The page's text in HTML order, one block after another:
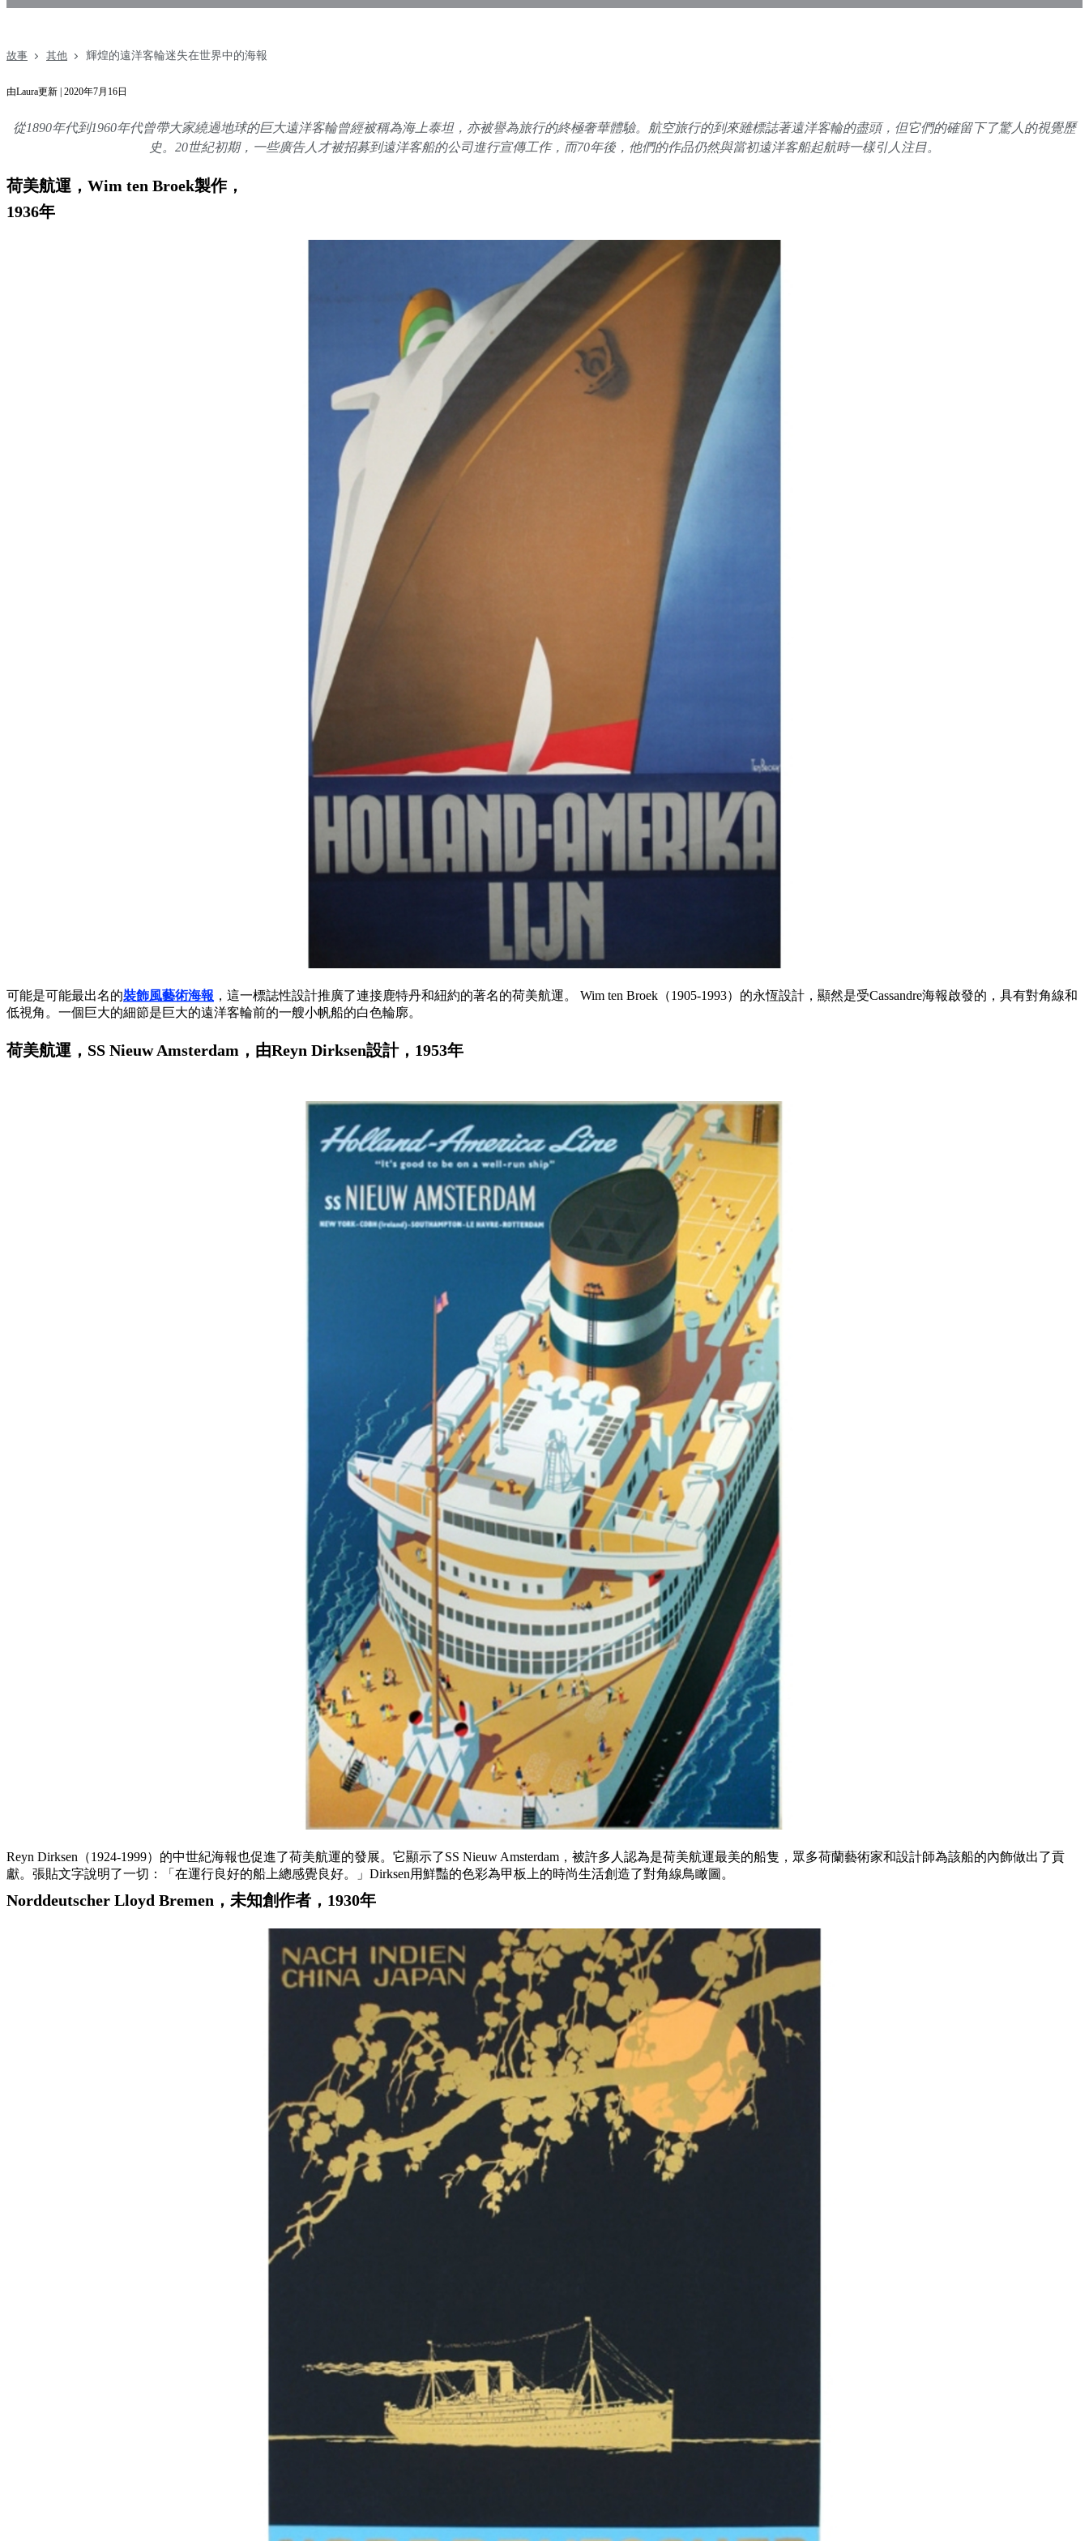
故事 其他 輝煌的遠洋客輪迷失在世界中的海報
由Laura更新 | 2020年7月16日
從1890年代到1960年代曾帶大家繞過地球的巨大遠洋客輪曾經被稱為海上泰坦，亦被譽為旅行的終極奢華體驗。航空旅行的到來雖標誌著遠洋客輪的盡頭，但它們的確留下了驚人的視覺歷
史。20世紀初期，一些廣告人才被招募到遠洋客船的公司進行宣傳工作，而70年後，他們的作品仍然與當初遠洋客船起航時一樣引人注目。
荷美航運，Wim ten Broek製作，
1936年
可能是可能最出名的裝飾風藝術海報 ，這一標誌性設計推廣了連接鹿特丹和紐約的著名的荷美航運。 Wim ten Broek（1905-1993）的永恆設計，顯然是受Cassandre海報啟發的，具有對角線和
低視角。一個巨大的細節是巨大的遠洋客輪前的一艘小帆船的白色輪廓。
荷美航運，SS Nieuw Amsterdam，由Reyn Dirksen設計，1953年
Reyn Dirksen（1924-1999）的中世紀海報也促進了荷美航運的發展。它顯示了SS Nieuw Amsterdam，被許多人認為是荷美航運最美的船隻，眾多荷蘭藝術家和設計師為該船的內飾做出了貢
獻。張貼文字說明了一切：「在運行良好的船上總感覺良好。」Dirksen用鮮豔的色彩為甲板上的時尚生活創造了對角線鳥瞰圖。
Norddeutscher Lloyd Bremen，未知創作者，1930年